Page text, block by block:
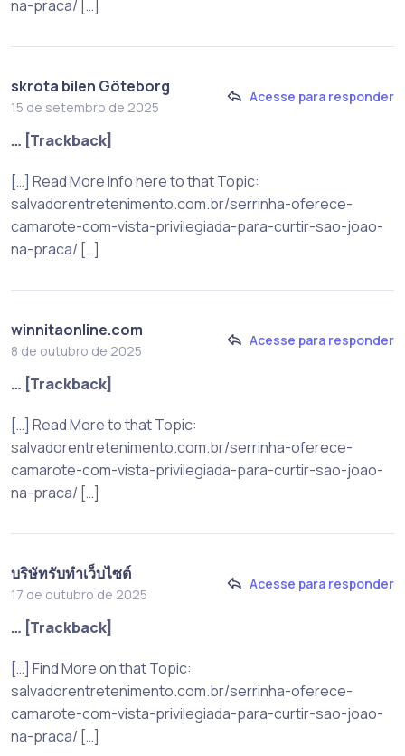
na-praca/ […]
skrota bilen Göteborg
15 de setembro de 2025
Acesse para responder
… [Trackback]
[…] Read More Info here to that Topic:
salvadorentretenimento.com.br/serrinha-oferece-
camarote-com-vista-privilegiada-para-curtir-sao-joao-
na-praca/ […]
winnitaonline.com
8 de outubro de 2025
Acesse para responder
… [Trackback]
[…] Read More to that Topic:
salvadorentretenimento.com.br/serrinha-oferece-
camarote-com-vista-privilegiada-para-curtir-sao-joao-
na-praca/ […]
บริษัทรับทำเว็บไซต์
17 de outubro de 2025
Acesse para responder
… [Trackback]
[…] Find More on that Topic:
salvadorentretenimento.com.br/serrinha-oferece-
camarote-com-vista-privilegiada-para-curtir-sao-joao-
na-praca/ […]